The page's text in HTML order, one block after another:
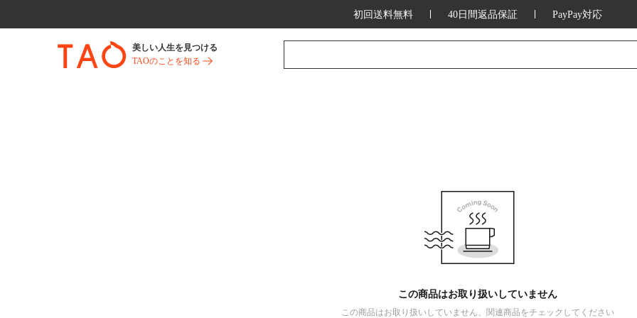
初回送料無料 40日間返品保証 PayPay対応
美しい人生を見つける
TAOのことを知る
この商品はお取り扱いしていません
この商品はお取り扱いしていません、関連商品をチェックしてください